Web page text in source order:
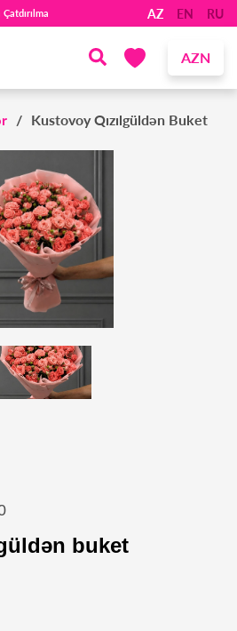
AZ EN RU
AZN
Kustovoy Qızılgüldən Buket
buket